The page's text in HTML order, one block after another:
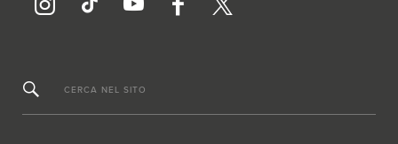
CERCA NEL SITO